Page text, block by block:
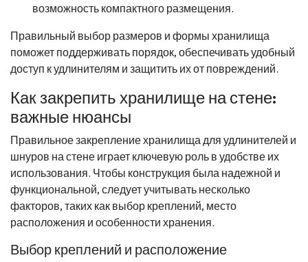
возможность компактного размещения.
Правильный выбор размеров и формы хранилища
поможет поддерживать порядок, обеспечивать удобный
доступ к удлинителям и защитить их от повреждений.
Как закрепить хранилище на стене:
важные нюансы
Правильное закрепление хранилища для удлинителей и
шнуров на стене играет ключевую роль в удобстве их
использования. Чтобы конструкция была надежной и
функциональной, следует учитывать несколько
факторов, таких как выбор креплений, место
расположения и особенности хранения.
Выбор креплений и расположение